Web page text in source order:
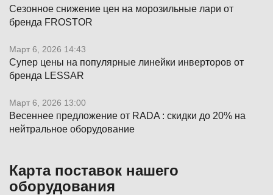
Сезонное снижение цен на морозильные лари от
бренда FROSTOR
Март 6, 2026 14:43
Супер цены на популярные линейки инверторов от
бренда LESSAR
Март 6, 2026 13:00
Весеннее предложение от RADA : скидки до 20% на
нейтральное оборудование
Карта поставок нашего
оборудования